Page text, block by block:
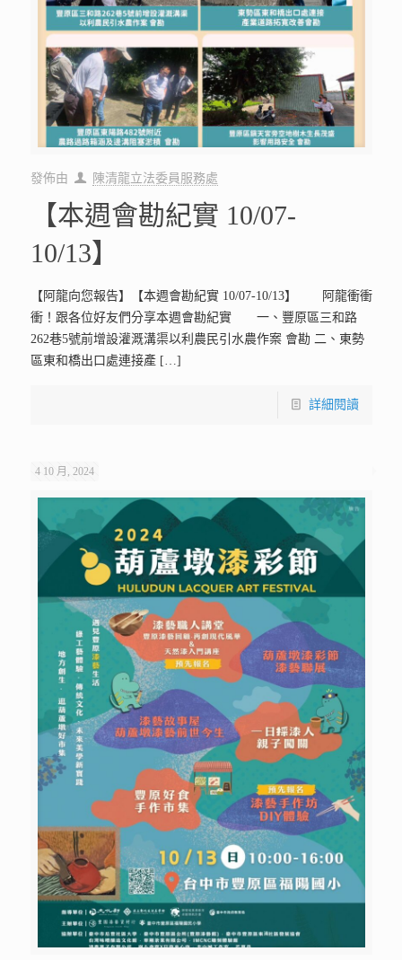
發佈由 陳清龍立法委員服務處
【本週會勘紀實 10/07-
10/13】
【阿龍向您報告】【本週會勘紀實 10/07-10/13】 阿龍衝衝
衝！跟各位好友們分享本週會勘紀實 一、豐原區三和路
262巷5號前增設灌溉溝渠以利農民引水農作案 會勘 二、東勢
區東和橋出口處連接產[…]
詳細閱讀
4 10 月, 2024